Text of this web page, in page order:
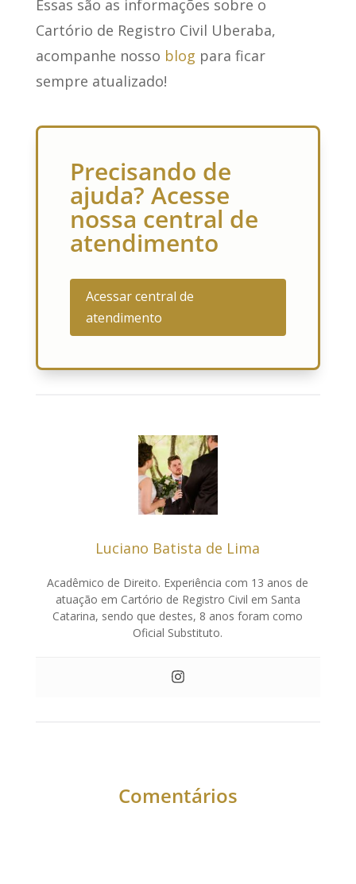
Essas são as informações sobre o
Cartório de Registro Civil Uberaba,
acompanhe nosso blog para ficar
sempre atualizado!
Precisando de
ajuda? Acesse
nossa central de
atendimento
Acessar central de
atendimento
Luciano Batista de Lima
Acadêmico de Direito. Experiência com 13 anos de
atuação em Cartório de Registro Civil em Santa
Catarina, sendo que destes, 8 anos foram como
Oficial Substituto.
Comentários